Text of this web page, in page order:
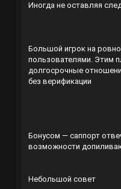
Иногда не оставляя
Большой игрок на
пользователями. Этим
долгосрочные
без верификации
Бонусом — саппорт
возможности
Небольшой совет